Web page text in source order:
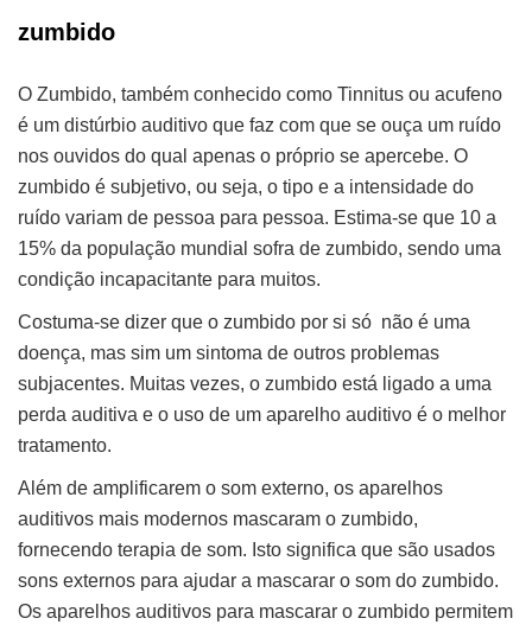
zumbido
O Zumbido, também conhecido como Tinnitus ou acufeno
é um distúrbio auditivo que faz com que se ouça um ruído
nos ouvidos do qual apenas o próprio se apercebe. O
zumbido é subjetivo, ou seja, o tipo e a intensidade do
ruído variam de pessoa para pessoa. Estima-se que 10 a
15% da população mundial sofra de zumbido, sendo uma
condição incapacitante para muitos.
Costuma-se dizer que o zumbido por si só não é uma
doença, mas sim um sintoma de outros problemas
subjacentes. Muitas vezes, o zumbido está ligado a uma
perda auditiva e o uso de um aparelho auditivo é o melhor
tratamento.
Além de amplificarem o som externo, os aparelhos
auditivos mais modernos mascaram o zumbido,
fornecendo terapia de som. Isto significa que são usados
sons externos para ajudar a mascarar o som do zumbido.
Os aparelhos auditivos para mascarar o zumbido permitem